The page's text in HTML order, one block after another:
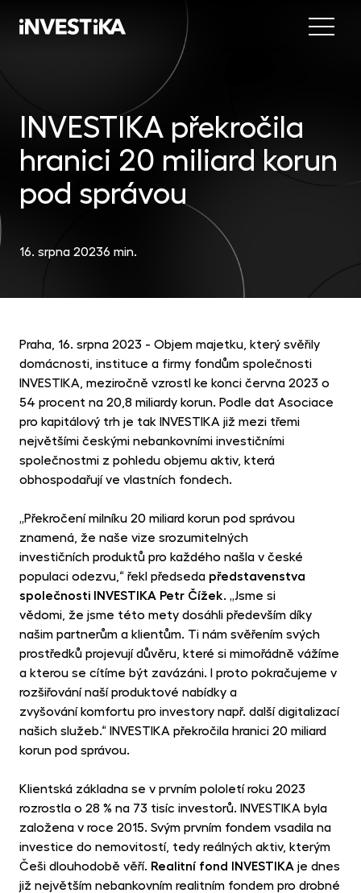
Menu
DIP
INVESTIKA překročila
hranici 20 miliard korun
pod správou
16. srpna 20236 min.
Praha, 16. srpna 2023 - Objem majetku, který svěřily
domácnosti, instituce a firmy fondům společnosti
INVESTIKA, meziročně vzrostl ke konci června 2023 o
54 procent na 20,8 miliardy korun. Podle dat Asociace
pro kapitálový trh je tak INVESTIKA již mezi třemi
největšími českými nebankovními investičními
společnostmi z pohledu objemu aktiv, která
obhospodařují ve vlastních fondech.
„Překročení milníku 20 miliard korun pod správou
znamená, že naše vize srozumitelných
investičních produktů pro každého našla v české
populaci odezvu,“ řekl předseda představenstva
společnosti INVESTIKA Petr Čížek. „Jsme si
vědomi, že jsme této mety dosáhli především díky
našim partnerům a klientům. Ti nám svěřením svých
prostředků projevují důvěru, které si mimořádně vážíme
a kterou se cítíme být zavázáni. I proto pokračujeme v
rozšiřování naší produktové nabídky a
zvyšování komfortu pro investory např. další digitalizací
našich služeb.“ INVESTIKA překročila hranici 20 miliard
korun pod správou.
Klientská základna se v prvním pololetí roku 2023
rozrostla o 28 % na 73 tisíc investorů. INVESTIKA byla
založena v roce 2015. Svým prvním fondem vsadila na
investice do nemovitostí, tedy reálných aktiv, kterým
Češi dlouhodobě věří. Realitní fond INVESTIKA je dnes
již největším nebankovním realitním fondem pro drobné